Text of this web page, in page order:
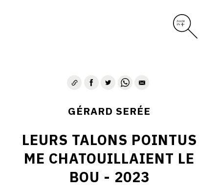
GÉRARD SERÉE
LEURS TALONS POINTUS
ME CHATOUILLAIENT LE
BOU - 2023